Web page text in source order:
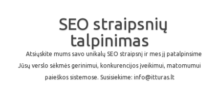
SEO straipsnių
talpinimas
Atsiųskite mums savo unikalų SEO straipsnį ir mes jį patalpinsime
Jūsų verslo sėkmės gerinimui, konkurencijos įveikimui, matomumui
paieškos sistemose. Susisiekime: info@itturas.lt